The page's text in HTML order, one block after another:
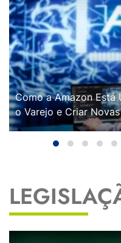
Como a Amazon Está
o Varejo e Criar